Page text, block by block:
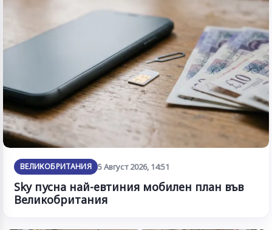
ВЕЛИКОБРИТАНИЯ 5 Август 2026, 14:51
Sky пусна най-евтиния мобилен план във
Великобритания